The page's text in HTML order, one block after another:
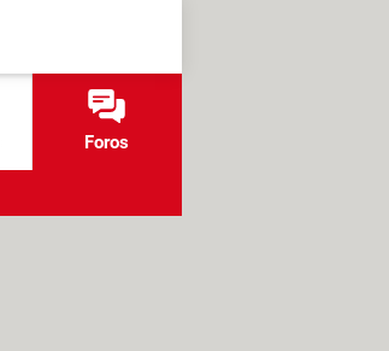
Foros